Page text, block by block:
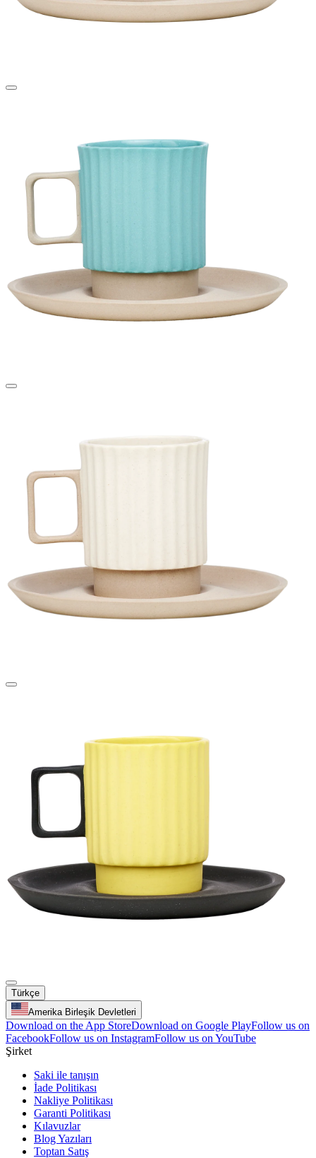
Türkçe
Amerika Birleşik Devletleri
Download on the App StoreDownload on Google PlayFollow us on
FacebookFollow us on InstagramFollow us on YouTube
Şirket
Saki ile tanışın
İade Politikası
Nakliye Politikası
Garanti Politikası
Kılavuzlar
Blog Yazıları
Toptan Satış